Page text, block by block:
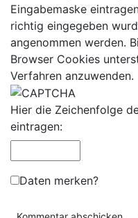
Eingabemaske
richtig eingegeben
angenommen werden.
Browser Cookies
Verfahren anzuwenden.
Hier die Zeichenfolge
eintragen:
Daten merken?